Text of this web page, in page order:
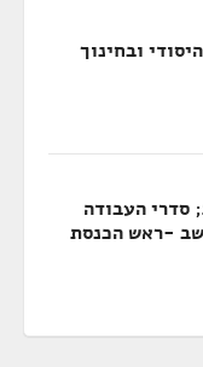
ובחינוך
סדרי העבודה
-ראש הכנסת